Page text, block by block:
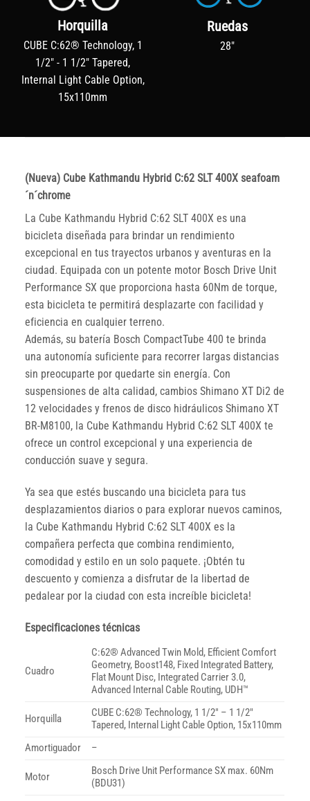
Horquilla
CUBE C:62® Technology, 1
1/2" - 1 1/2" Tapered,
Internal Light Cable Option,
15x110mm
Ruedas
28"
(Nueva) Cube Kathmandu Hybrid C:62 SLT 400X seafoam
´n´chrome
La Cube Kathmandu Hybrid C:62 SLT 400X es una
bicicleta diseñada para brindar un rendimiento
excepcional en tus trayectos urbanos y aventuras en la
ciudad. Equipada con un potente motor Bosch Drive Unit
Performance SX que proporciona hasta 60Nm de torque,
esta bicicleta te permitirá desplazarte con facilidad y
eficiencia en cualquier terreno.
Además, su batería Bosch CompactTube 400 te brinda
una autonomía suficiente para recorrer largas distancias
sin preocuparte por quedarte sin energía. Con
suspensiones de alta calidad, cambios Shimano XT Di2 de
12 velocidades y frenos de disco hidráulicos Shimano XT
BR-M8100, la Cube Kathmandu Hybrid C:62 SLT 400X te
ofrece un control excepcional y una experiencia de
conducción suave y segura.
Ya sea que estés buscando una bicicleta para tus
desplazamientos diarios o para explorar nuevos caminos,
la Cube Kathmandu Hybrid C:62 SLT 400X es la
compañera perfecta que combina rendimiento,
comodidad y estilo en un solo paquete. ¡Obtén tu
descuento y comienza a disfrutar de la libertad de
pedalear por la ciudad con esta increíble bicicleta!
Especificaciones técnicas
Cuadro
C:62® Advanced Twin Mold, Efficient Comfort
Geometry, Boost148, Fixed Integrated Battery,
Flat Mount Disc, Integrated Carrier 3.0,
Advanced Internal Cable Routing, UDH™
Horquilla
CUBE C:62® Technology, 1 1/2″ – 1 1/2″
Tapered, Internal Light Cable Option, 15x110mm
Amortiguador
–
Motor
Bosch Drive Unit Performance SX max. 60Nm
(BDU31)